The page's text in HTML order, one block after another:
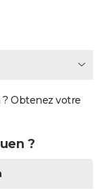
? Obtenez votre
?